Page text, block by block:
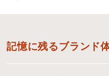
記憶に残るブランド